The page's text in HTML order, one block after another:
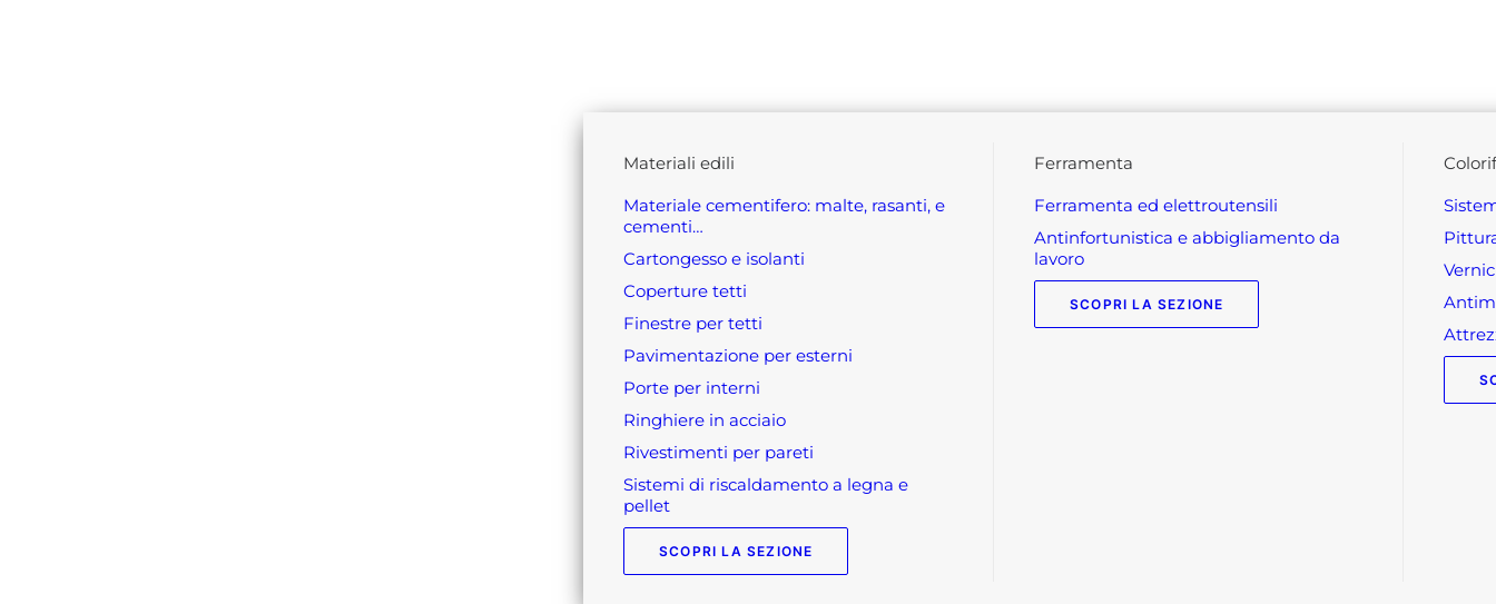
materiali edili
materiale cementifero: malte, rasanti, e
cementi…
cartongesso e isolanti
coperture tetti
finestre per tetti
pavimentazione per esterni
porte per interni
ringhiere in acciaio
rivestimenti per pareti
sistemi di riscaldamento a legna e
pellet
SCOPRI LA SEZIONE
ferramenta
ferramenta ed elettroutensili
antinfortunistica e abbigliamento da
lavoro
SCOPRI LA SEZIONE